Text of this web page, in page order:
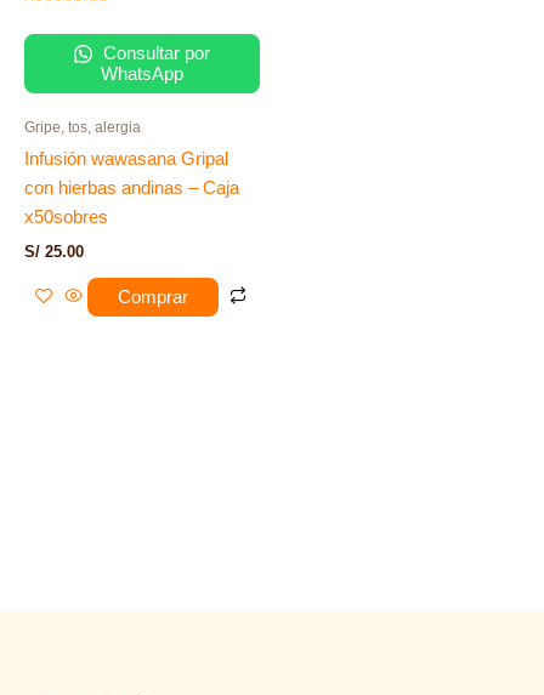
Consultar por
WhatsApp
Gripe, tos, alergia
Infusión wawasana Gripal
con hierbas andinas – Caja
x50sobres
S/ 25.00
Comprar